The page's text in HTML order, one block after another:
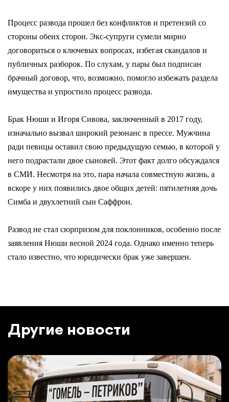
Процесс развода прошел без конфликтов и претензий со
стороны обеих сторон. Экс-супруги сумели мирно
договориться о ключевых вопросах, избегая скандалов и
публичных разборок. По слухам, у пары был подписан
брачный договор, что, возможно, помогло избежать раздела
имущества и упростило процесс развода.
Брак Нюши и Игоря Сивова, заключенный в 2017 году,
изначально вызвал широкий резонанс в прессе. Мужчина
ради певицы оставил свою предыдущую семью, в которой у
него подрастали двое сыновей. Этот факт долго обсуждался
в СМИ. Несмотря на это, пара начала совместную жизнь, а
вскоре у них появились двое общих детей: пятилетняя дочь
Симба и двухлетний сын Саффрон.
Развод не стал сюрпризом для поклонников, особенно после
заявления Нюши весной 2024 года. Однако именно теперь
стало известно, что юридически брак уже завершен.
Другие новости